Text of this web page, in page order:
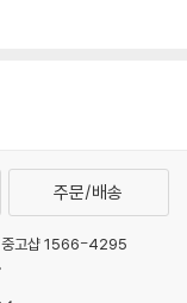
주문/배송
중고샵 1566-4295